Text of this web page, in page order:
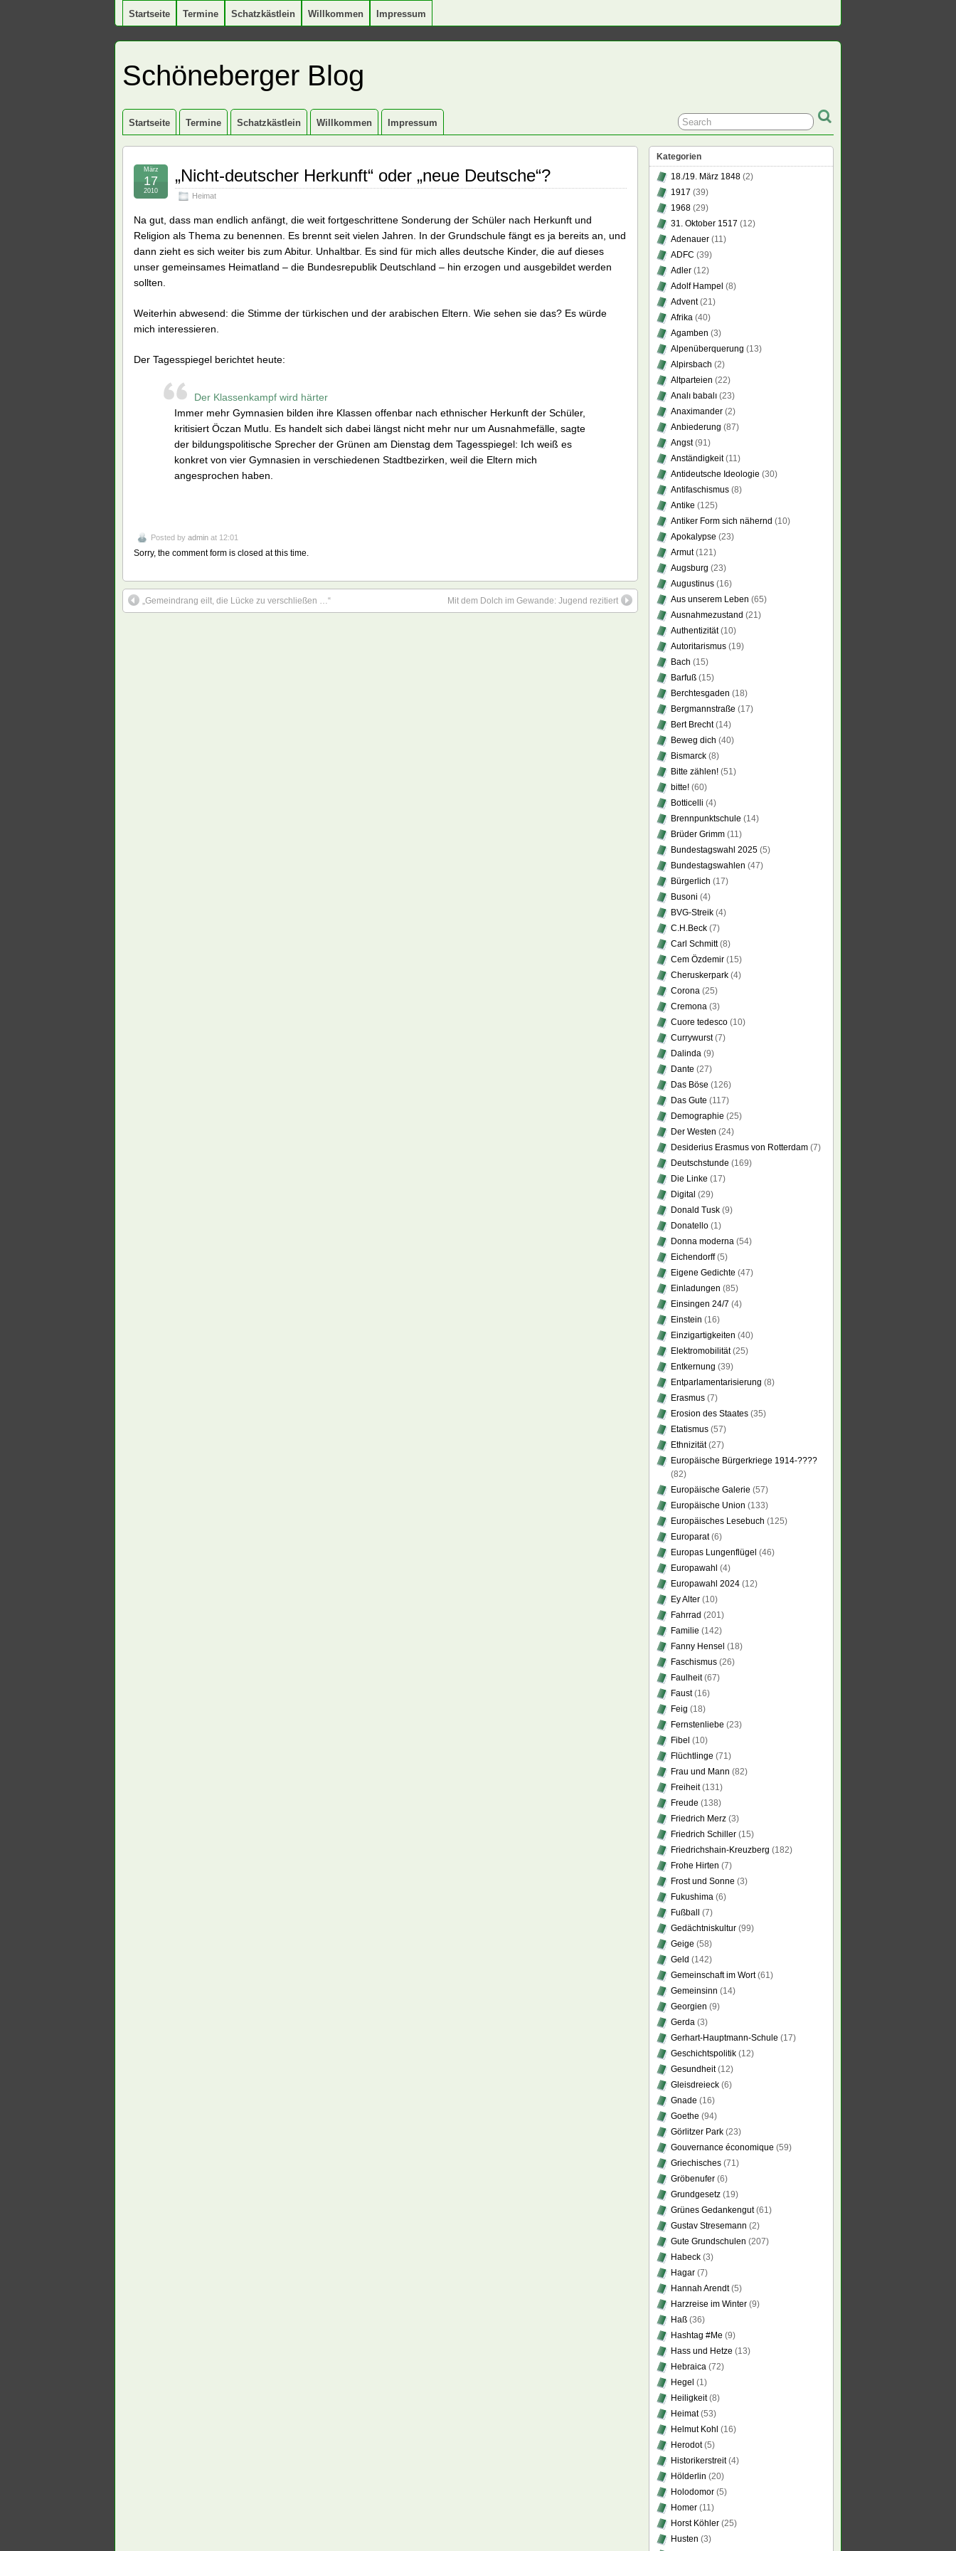
Startseite Termine Schatzkästlein Willkommen Impressum
Schöneberger Blog
Startseite Termine Schatzkästlein Willkommen Impressum
„Nicht-deutscher Herkunft“ oder „neue Deutsche“?
Heimat
März
17
2010
Na gut, dass man endlich anfängt, die weit fortgeschrittene Sonderung der Schüler nach Herkunft und
Religion als Thema zu benennen. Es brennt seit vielen Jahren. In der Grundschule fängt es ja bereits an, und
dann zieht es sich weiter bis zum Abitur. Unhaltbar. Es sind für mich alles deutsche Kinder, die auf dieses
unser gemeinsames Heimatland – die Bundesrepublik Deutschland – hin erzogen und ausgebildet werden
sollten.
Weiterhin abwesend: die Stimme der türkischen und der arabischen Eltern. Wie sehen sie das? Es würde
mich interessieren.
Der Tagesspiegel berichtet heute:
Der Klassenkampf wird härter
Immer mehr Gymnasien bilden ihre Klassen offenbar nach ethnischer Herkunft der Schüler,
kritisiert Öczan Mutlu. Es handelt sich dabei längst nicht mehr nur um Ausnahmefälle, sagte
der bildungspolitische Sprecher der Grünen am Dienstag dem Tagesspiegel: Ich weiß es
konkret von vier Gymnasien in verschiedenen Stadtbezirken, weil die Eltern mich
angesprochen haben.
Posted by admin at 12:01
Sorry, the comment form is closed at this time.
„Gemeindrang eilt, die Lücke zu verschließen …“ Mit dem Dolch im Gewande: Jugend rezitiert
Kategorien
18./19. März 1848 (2)
1917 (39)
1968 (29)
31. Oktober 1517 (12)
Adenauer (11)
ADFC (39)
Adler (12)
Adolf Hampel (8)
Advent(21)
Afrika (40)
Agamben (3)
Alpenüberquerung (13)
Alpirsbach (2)
Altparteien (22)
Analı babalı (23)
Anaximander (2)
Anbiederung (87)
Angst(91)
Anständigkeit(11)
Antideutsche Ideologie (30)
Antifaschismus (8)
Antike (125)
Antiker Form sich nähernd (10)
Apokalypse (23)
Armut(121)
Augsburg (23)
Augustinus (16)
Aus unserem Leben (65)
Ausnahmezustand (21)
Authentizität(10)
Autoritarismus (19)
Bach (15)
Barfuß (15)
Berchtesgaden (18)
Bergmannstraße (17)
Bert Brecht(14)
Beweg dich (40)
Bismarck (8)
Bitte zählen! (51)
bitte! (60)
Botticelli (4)
Brennpunktschule (14)
Brüder Grimm (11)
Bundestagswahl 2025 (5)
Bundestagswahlen (47)
Bürgerlich (17)
Busoni (4)
BVG-Streik (4)
C.H.Beck (7)
Carl Schmitt(8)
Cem Özdemir (15)
Cheruskerpark (4)
Corona (25)
Cremona (3)
Cuore tedesco (10)
Currywurst(7)
Dalinda (9)
Dante (27)
Das Böse (126)
Das Gute (117)
Demographie (25)
Der Westen (24)
Desiderius Erasmus von Rotterdam (7)
Deutschstunde (169)
Die Linke (17)
Digital (29)
Donald Tusk (9)
Donatello (1)
Donna moderna (54)
Eichendorff(5)
Eigene Gedichte (47)
Einladungen (85)
Einsingen 24/7 (4)
Einstein (16)
Einzigartigkeiten (40)
Elektromobilität(25)
Entkernung (39)
Entparlamentarisierung (8)
Erasmus (7)
Erosion des Staates (35)
Etatismus (57)
Ethnizität(27)
Europäische Bürgerkriege 1914-????
(82)
Europäische Galerie (57)
Europäische Union (133)
Europäisches Lesebuch (125)
Europarat(6)
Europas Lungenflügel (46)
Europawahl (4)
Europawahl 2024 (12)
Ey Alter (10)
Fahrrad (201)
Familie (142)
Fanny Hensel (18)
Faschismus (26)
Faulheit(67)
Faust(16)
Feig (18)
Fernstenliebe (23)
Fibel (10)
Flüchtlinge (71)
Frau und Mann (82)
Freiheit(131)
Freude (138)
Friedrich Merz (3)
Friedrich Schiller (15)
Friedrichshain-Kreuzberg (182)
Frohe Hirten (7)
Frost und Sonne (3)
Fukushima (6)
Fußball
(7)
Gedächtniskultur (99)
Geige (58)
Geld (142)
Gemeinschaft im Wort(61)
Gemeinsinn (14)
Georgien (9)
Gerda (3)
Gerhart-Hauptmann-Schule (17)
Geschichtspolitik (12)
Gesundheit(12)
Gleisdreieck (6)
Gnade (16)
Goethe (94)
Görlitzer Park (23)
Gouvernance économique (59)
Griechisches (71)
Gröbenufer (6)
Grundgesetz (19)
Grünes Gedankengut(61)
Gustav Stresemann (2)
Gute Grundschulen (207)
Habeck (3)
Hagar (7)
Hannah Arendt(5)
Harzreise im Winter (9)
Haß (36)
Hashtag #Me (9)
Hass und Hetze (13)
Hebraica (72)
Hegel (1)
Heiligkeit(8)
Heimat(53)
Helmut Kohl (16)
Herodot(5)
Historikerstreit(4)
Hölderlin (20)
Holodomor (5)
Homer (11)
Horst Köhler (25)
Husten (3)